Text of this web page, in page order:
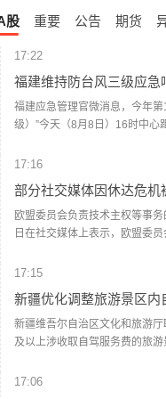
股 重要 公告 期货
17:22
福建维持防台风三级应急
福建应急管理官微消息，今年
级）”今天（8月8日）16时中心
以每小时10～15公里的速度向
间至9日，闽外渔场、钓鱼岛海
级、阵风13～15级；台风中心
级、阵风16～17级。北部沿海
分县市阵风可达8～10级（高海
地区局部大雨到暴雨。福建省防
应。回港船舶、海上作业平台
管理工作，沿海养殖设施需加固
避险。（界面新闻）
17:16
部分社交媒体因休达危机
欧盟委员会负责技术主权等事
日在社交媒体上表示，欧盟委
在危机期间加强内容监测并采取
行动，维护数字空间完整性。她
容的监测，并强化与事实核查
北部、直布罗陀海峡附近的地中
牙最严重的边境移民危机。 据
17:15
新疆优化调整旅游景区内
新疆维吾尔自治区文化和旅游
及以上涉收取自驾服务费的旅
原按“人”收费、按“车”收费全部
17:06